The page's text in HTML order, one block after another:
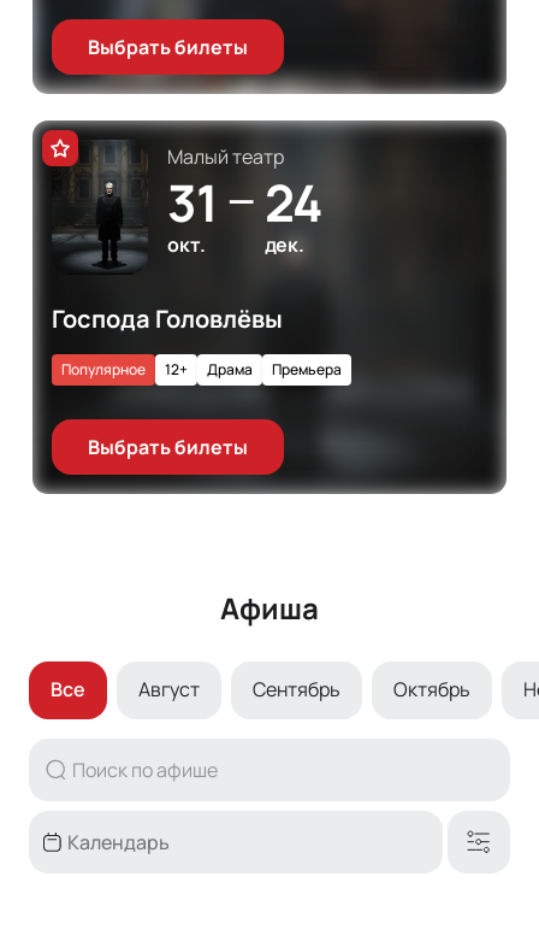
Выбрать билеты
Малый театр
31
окт.
— 24
дек.
Господа Головлёвы
12+ Драма
Популярное Премьера
Выбрать билеты
Афиша
Все Август Сентябрь Октябрь